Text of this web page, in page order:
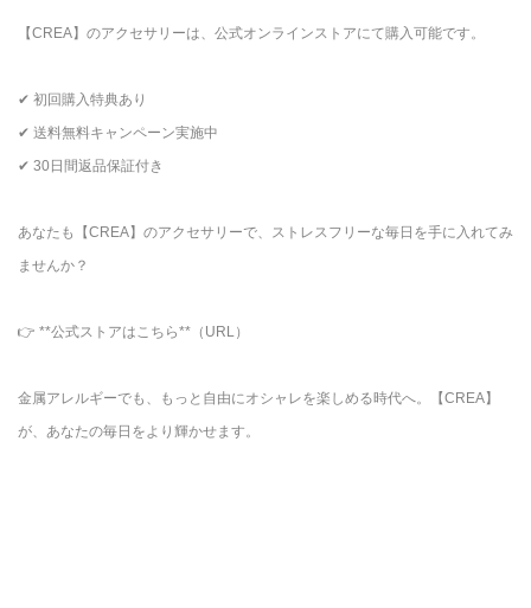
【CREA】のアクセサリーは、公式オンラインストアにて購入可能です。
✔ 初回購入特典あり
✔ 送料無料キャンペーン実施中
✔ 30日間返品保証付き
あなたも【CREA】のアクセサリーで、ストレスフリーな毎日を手に入れてみ
ませんか？
👉 **公式ストアはこちら**（URL）
金属アレルギーでも、もっと自由にオシャレを楽しめる時代へ。【CREA】
が、あなたの毎日をより輝かせます。